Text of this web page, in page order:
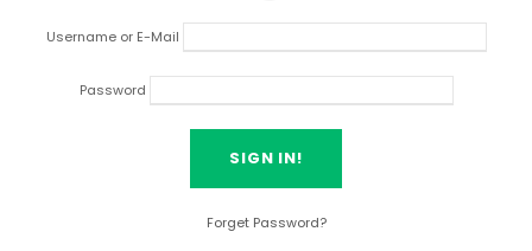
Username or E-Mail
Password
Forget Password?